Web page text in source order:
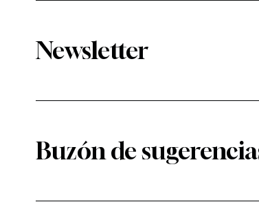
Newsletter
Buzón de